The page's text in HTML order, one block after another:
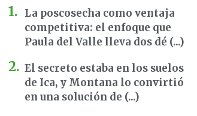
La poscosecha como ventaja
competitiva: el enfoque que
Paula del Valle lleva dos dé (...)
El secreto estaba en los suelos
de Ica, y Montana lo convirtió
en una solución de (...)